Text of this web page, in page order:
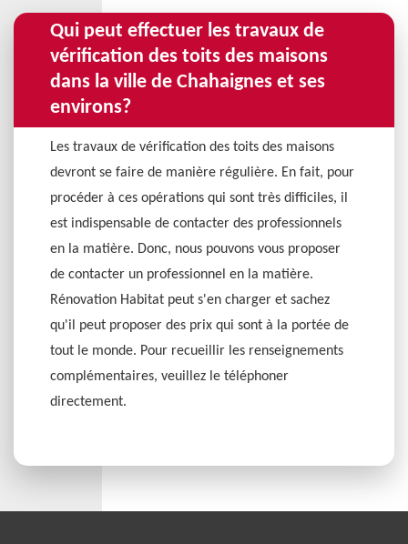
Qui peut effectuer les travaux de
vérification des toits des maisons
dans la ville de Chahaignes et ses
environs?
Les travaux de vérification des toits des maisons
devront se faire de manière régulière. En fait, pour
procéder à ces opérations qui sont très difficiles, il
est indispensable de contacter des professionnels
en la matière. Donc, nous pouvons vous proposer
de contacter un professionnel en la matière.
Rénovation Habitat peut s'en charger et sachez
qu'il peut proposer des prix qui sont à la portée de
tout le monde. Pour recueillir les renseignements
complémentaires, veuillez le téléphoner
directement.